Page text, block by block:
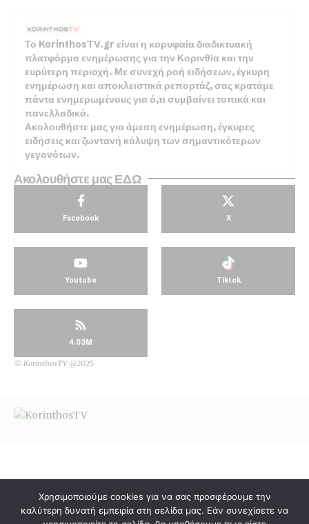
Το KorinthosTV.gr είναι η κορυφαία διαδικτυακή
πλατφόρμα ενημέρωσης για την Κορινθία και την
ευρύτερη περιοχή. Με συνεχή ροή ειδήσεων, έγκυρη
ενημέρωση και αποκλειστικά ρεπορτάζ, σας κρατάμε
πάντα ενημερωμένους για ό,τι συμβαίνει τοπικά και
πανελλαδικά.
Ακολουθήστε μας για άμεση ενημέρωση, έγκυρες
ειδήσεις και ζωντανή κάλυψη των σημαντικότερων
γεγονότων.
Ακολουθήστε μας ΕΔΩ
Facebook X
Youtube Tiktok
4.03M
© KorinthosTV @2025
Χρησιμοποιούμε cookies για να σας προσφέρουμε την
καλύτερη δυνατή εμπειρία στη σελίδα μας. Εάν συνεχίσετε να